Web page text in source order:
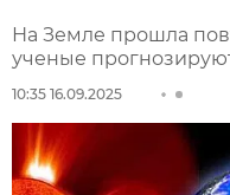
На Земле прошла
ученые
10:35 16.09.2025